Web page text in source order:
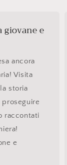
e
ancora
Visita
storia
raccontati
e